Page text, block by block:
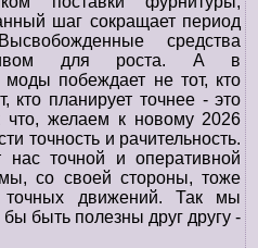
шаг сокращает период
средства
для роста. А в
моды побеждает не тот, кто
кто планирует точнее - это
что, желаем к новому 2026
точность и рачительность.
точной и оперативной
со своей стороны, тоже
движений. Так мы
быть полезны друг другу -